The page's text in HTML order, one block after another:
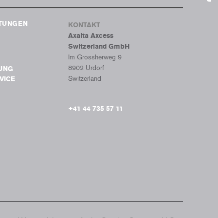
KONTAKT
Axalta Axcess
Switzerland GmbH
Im Grossherweg 9
8902 Urdorf
Switzerland
+41 44 735 57 11